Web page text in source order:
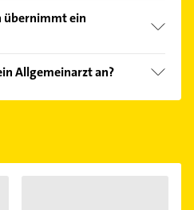
an Sonn- und
übernimmt ein
EKG, Diabetes
Allgemeinarzt an?
anderem Check-Up,